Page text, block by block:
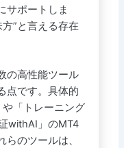
サポートしま
”と言える存在
の高性能ツール
点です。具体的
「トレーニング
withAI」のMT4
のツールは、